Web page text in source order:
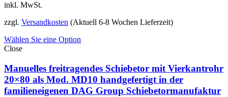
inkl. MwSt.
zzgl. Versandkosten (Aktuell 6-8 Wochen Lieferzeit)
Wählen Sie eine Option
Close
Manuelles freitragendes Schiebetor mit Vierkantrohr
20×80 als Mod. MD10 handgefertigt in der
familieneigenen DAG Group Schiebetormanufaktur